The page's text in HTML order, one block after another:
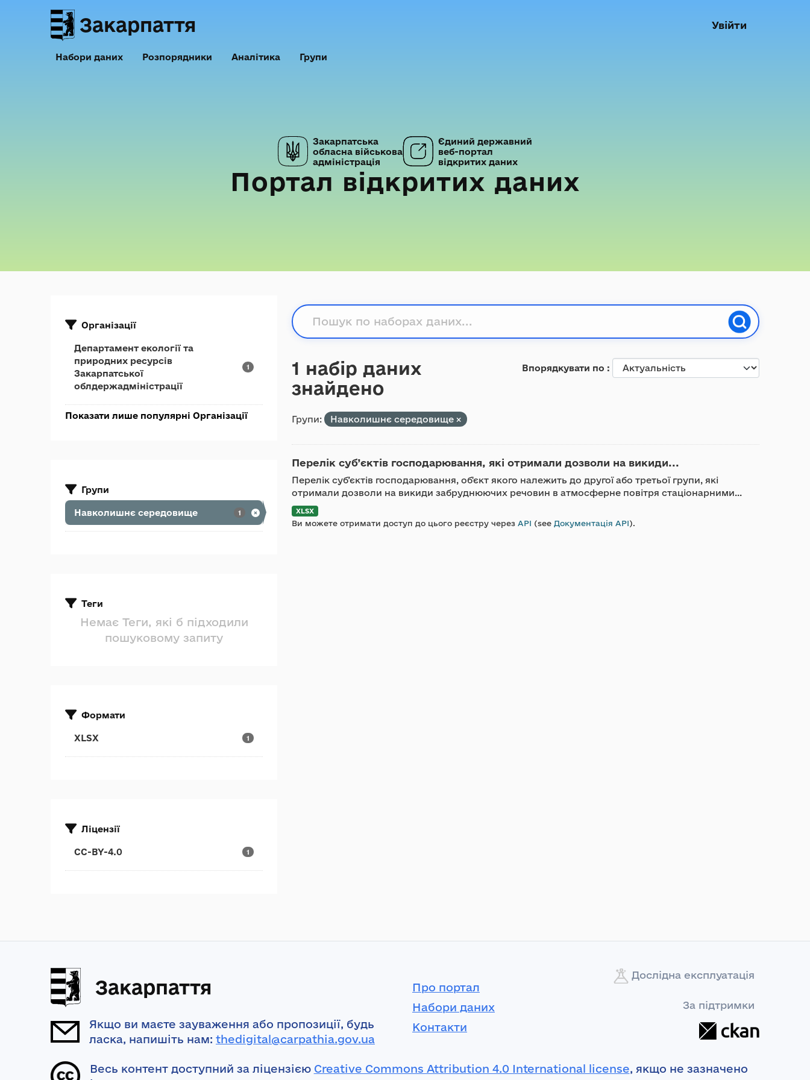
Закарпаття Увійти
Набори даних Розпорядники Аналітика Групи
Закарпатська
обласна військова
адміністрація
Єдиний державний
веб-портал
відкритих даних
Портал відкритих даних
Організації
Департамент екології та
природних ресурсів
Закарпатської
облдержадміністрації
1
Показати лише популярні Організації
Групи
Навколишнє середовище 1
Теги
Немає Теги, які б підходили
пошуковому запиту
Формати
XLSX 1
Ліцензії
CC-BY-4.0 1
Впорядкувати по
1 набір даних
знайдено
Групи: Навколишнє середовище
Перелік суб’єктів господарювання, які отримали дозволи на викиди...
Перелік суб’єктів господарювання, об'єкт якого належить до другої або третьої групи, які
отримали дозволи на викиди забруднюючих речовин в атмосферне повітря стаціонарними...
XLSX
Ви можете отримати доступ до цього реєстру через API (see Документація API).
Закарпаття
Якщо ви маєте зауваження або пропозиції, будь
ласка, напишіть нам: thedigital@carpathia.gov.ua
Про портал
Набори даних
Контакти
Дослідна експлуатація
За підтримки
Весь контент доступний за ліцензією Creative Commons Attribution 4.0 International license, якщо не зазначено